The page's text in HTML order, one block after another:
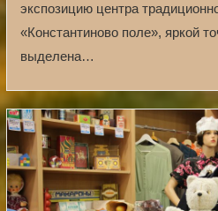
экспозицию центра
«Константиново поле», яркой
выделена…